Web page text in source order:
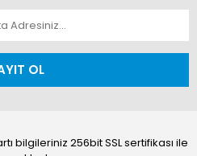
OL
bilgileriniz 256bit SSL sertifikası ile